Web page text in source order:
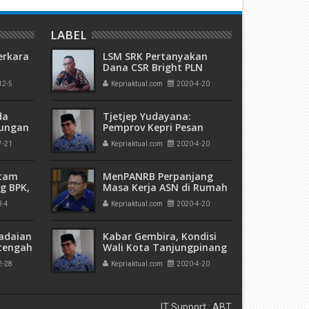
5
21
BPK,
4
28
LABEL
LSM SRK Pertanyakan
Dana CSR Bright PLN
Batam, Kemana?
Kepriaktual.com 2020-4-20
Tjetjep Yudayana:
Pemprov Kepri Pesan
20.000 Spesimen Reagen
Ke Distributor
Kepriaktual.com 2020-4-20
MenPANRB Perpanjang
Masa Kerja ASN di Rumah
Kepriaktual.com 2020-4-20
Kabar Gembira, Kondisi
Wali Kota Tanjungpinang
Membaik
Kepriaktual.com 2020-4-20